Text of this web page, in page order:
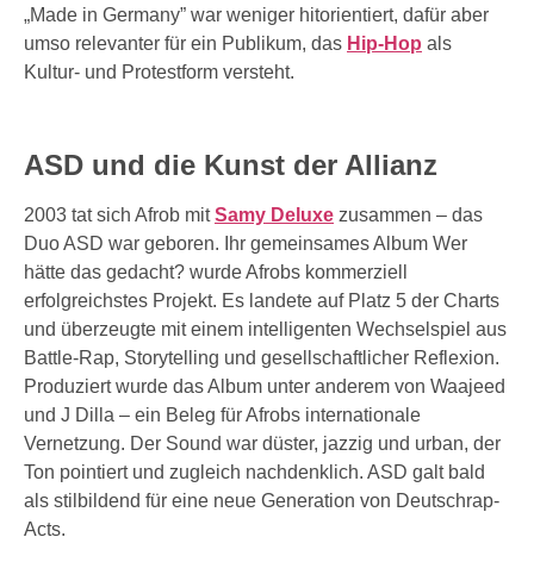
„Made in Germany” war weniger hitorientiert, dafür aber
umso relevanter für ein Publikum, das Hip-Hop als
Kultur- und Protestform versteht.
ASD und die Kunst der Allianz
2003 tat sich Afrob mitSamy Deluxe zusammen – das
Duo ASD war geboren. Ihr gemeinsames Album Wer
hätte das gedacht? wurde Afrobs kommerziell
erfolgreichstes Projekt. Es landete auf Platz 5 der Charts
und überzeugte mit einem intelligenten Wechselspiel aus
Battle-Rap, Storytelling und gesellschaftlicher Reflexion.
Produziert wurde das Album unter anderem von Waajeed
und J Dilla – ein Beleg für Afrobs internationale
Vernetzung. Der Sound war düster, jazzig und urban, der
Ton pointiert und zugleich nachdenklich. ASD galt bald
als stilbildend für eine neue Generation von Deutschrap-
Acts.